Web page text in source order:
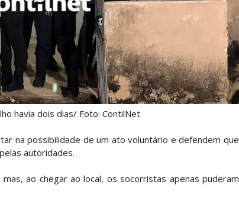
havia dois dias/ Foto: ContilNet
na possibilidade de um ato voluntário e defendem que
autoridades.
ao chegar ao local, os socorristas apenas puderam